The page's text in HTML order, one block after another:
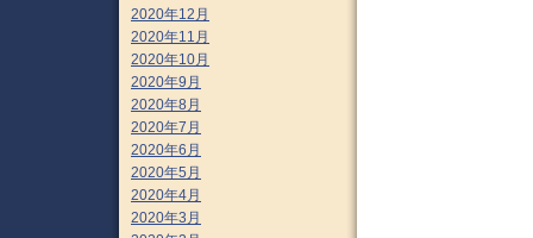
2020年12月
2020年11月
2020年10月
2020年9月
2020年8月
2020年7月
2020年6月
2020年5月
2020年4月
2020年3月